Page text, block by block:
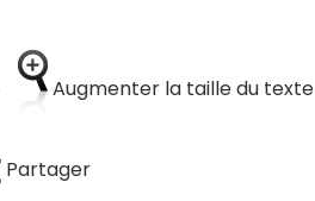
Augmenter la taille du texte
Partager